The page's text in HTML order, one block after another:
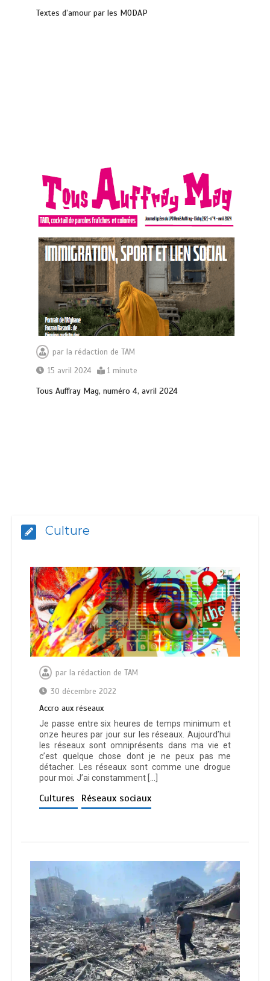
Textes d’amour par les MODAP
par la rédaction de TAM
15 avril 2024
1 minute
Tous Auffray Mag, numéro 4, avril 2024
Culture
par la rédaction de TAM
30 décembre 2022
Ассrо аuх réѕеаuх
Je passe entre six heures de temps minimum et
onze heures par jour sur les réseaux. Aujourd’hui
les réseaux sont omniprésents dans ma vie et
c’est quelque chose dont je ne peux pas me
détacher. Les réseaux sont comme une drogue
pour moi. J’ai constamment […]
Cultures Réseaux sociaux